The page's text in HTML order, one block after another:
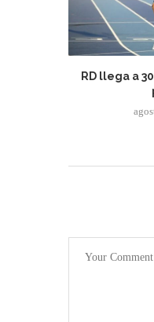
RD llega a